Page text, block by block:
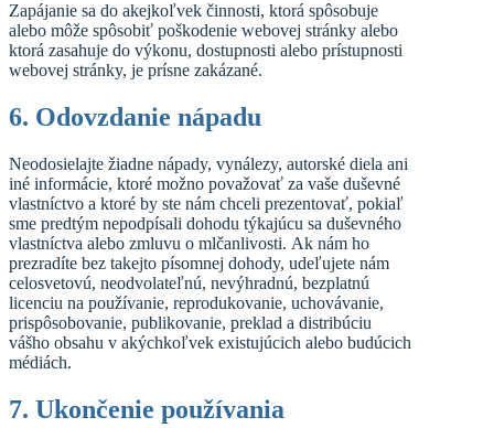
Zapájanie sa do akejkoľvek činnosti, ktorá spôsobuje
alebo môže spôsobiť poškodenie webovej stránky alebo
ktorá zasahuje do výkonu, dostupnosti alebo prístupnosti
webovej stránky, je prísne zakázané.
6. Odovzdanie nápadu
Neodosielajte žiadne nápady, vynálezy, autorské diela ani
iné informácie, ktoré možno považovať za vaše duševné
vlastníctvo a ktoré by ste nám chceli prezentovať, pokiaľ
sme predtým nepodpísali dohodu týkajúcu sa duševného
vlastníctva alebo zmluvu o mlčanlivosti. Ak nám ho
prezradíte bez takejto písomnej dohody, udeľujete nám
celosvetovú, neodvolateľnú, nevýhradnú, bezplatnú
licenciu na používanie, reprodukovanie, uchovávanie,
prispôsobovanie, publikovanie, preklad a distribúciu
vášho obsahu v akýchkoľvek existujúcich alebo budúcich
médiách.
7. Ukončenie používania